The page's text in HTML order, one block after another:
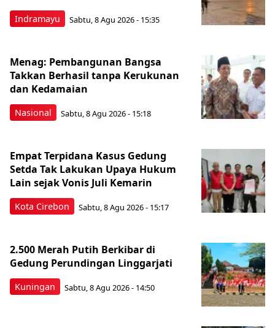
Indramayu Sabtu, 8 Agu 2026 - 15:35
Nasional
Menag: Pembangunan Bangsa
Takkan Berhasil tanpa Kerukunan
dan Kedamaian
Sabtu, 8 Agu 2026 - 15:18
Kota Cirebon
Empat Terpidana Kasus Gedung
Setda Tak Lakukan Upaya Hukum
Lain sejak Vonis Juli Kemarin
Sabtu, 8 Agu 2026 - 15:17
Kuningan
2.500 Merah Putih Berkibar di
Gedung Perundingan Linggarjati
Sabtu, 8 Agu 2026 - 14:50